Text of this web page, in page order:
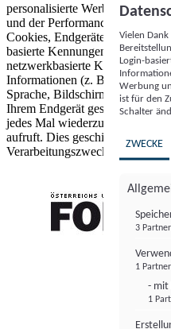
personalisierte Werbung und
und der Performance von
Cookies, Endgeräte- oder
basierte Kennungen, zufällig
netzwerkbasierte Kennungen)
Informationen (z. B.
Sprache, Bildschirmgröße,
Ihrem Endgerät gespeichert
jedes Mal wiederzuerkennen,
aufruft. Dies geschieht für einen
Verarbeitungszwecke.
Vielen
Login-
Werbung
ist für den
Schalter
ZWECKE
3 Partner
1 Partner
- mit
1
FONDS professionell